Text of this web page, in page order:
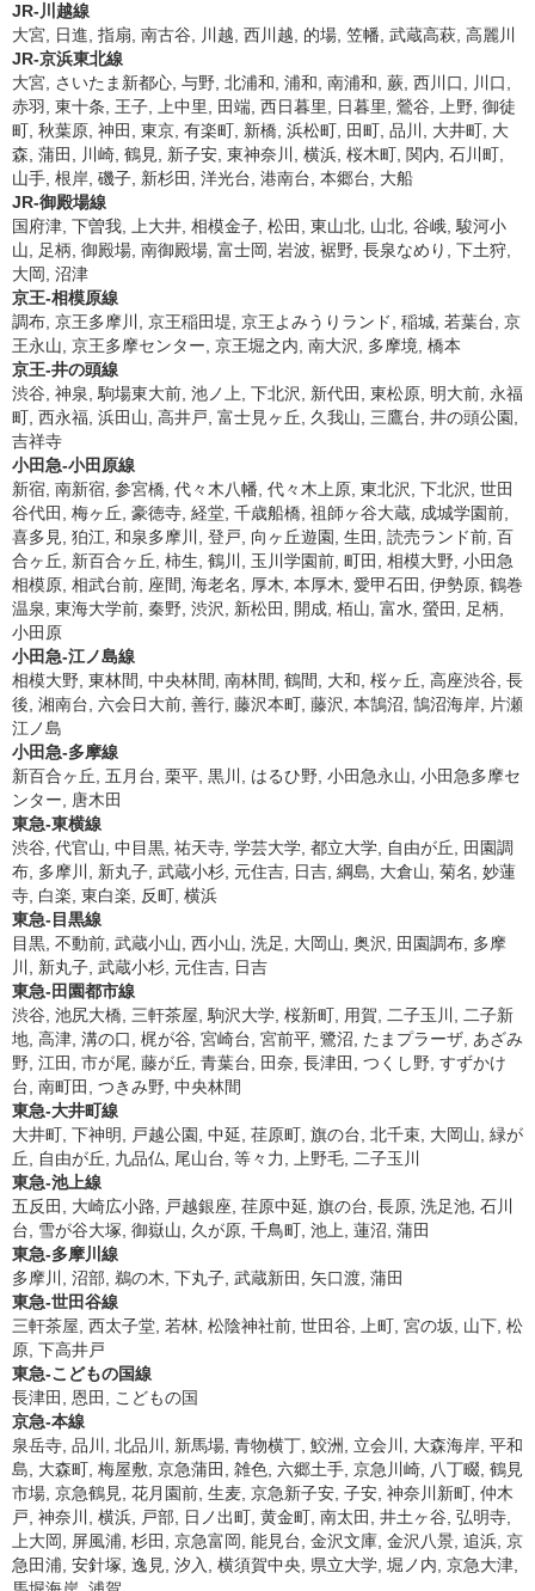
JR-川越線
大宮, 日進, 指扇, 南古谷, 川越, 西川越, 的場, 笠幡, 武蔵高萩, 高麗川
JR-京浜東北線
大宮, さいたま新都心, 与野, 北浦和, 浦和, 南浦和, 蕨, 西川口, 川口,
赤羽, 東十条, 王子, 上中里, 田端, 西日暮里, 日暮里, 鶯谷, 上野, 御徒
町, 秋葉原, 神田, 東京, 有楽町, 新橋, 浜松町, 田町, 品川, 大井町, 大
森, 蒲田, 川崎, 鶴見, 新子安, 東神奈川, 横浜, 桜木町, 関内, 石川町,
山手, 根岸, 磯子, 新杉田, 洋光台, 港南台, 本郷台, 大船
JR-御殿場線
国府津, 下曽我, 上大井, 相模金子, 松田, 東山北, 山北, 谷峨, 駿河小
山, 足柄, 御殿場, 南御殿場, 富士岡, 岩波, 裾野, 長泉なめり, 下土狩,
大岡, 沼津
京王-相模原線
調布, 京王多摩川, 京王稲田堤, 京王よみうりランド, 稲城, 若葉台, 京
王永山, 京王多摩センター, 京王堀之内, 南大沢, 多摩境, 橋本
京王-井の頭線
渋谷, 神泉, 駒場東大前, 池ノ上, 下北沢, 新代田, 東松原, 明大前, 永福
町, 西永福, 浜田山, 高井戸, 富士見ヶ丘, 久我山, 三鷹台, 井の頭公園,
吉祥寺
小田急-小田原線
新宿, 南新宿, 参宮橋, 代々木八幡, 代々木上原, 東北沢, 下北沢, 世田
谷代田, 梅ヶ丘, 豪徳寺, 経堂, 千歳船橋, 祖師ヶ谷大蔵, 成城学園前,
喜多見, 狛江, 和泉多摩川, 登戸, 向ヶ丘遊園, 生田, 読売ランド前, 百
合ヶ丘, 新百合ヶ丘, 柿生, 鶴川, 玉川学園前, 町田, 相模大野, 小田急
相模原, 相武台前, 座間, 海老名, 厚木, 本厚木, 愛甲石田, 伊勢原, 鶴巻
温泉, 東海大学前, 秦野, 渋沢, 新松田, 開成, 栢山, 富水, 螢田, 足柄,
小田原
小田急-江ノ島線
相模大野, 東林間, 中央林間, 南林間, 鶴間, 大和, 桜ヶ丘, 高座渋谷, 長
後, 湘南台, 六会日大前, 善行, 藤沢本町, 藤沢, 本鵠沼, 鵠沼海岸, 片瀬
江ノ島
小田急-多摩線
新百合ヶ丘, 五月台, 栗平, 黒川, はるひ野, 小田急永山, 小田急多摩セ
ンター, 唐木田
東急-東横線
渋谷, 代官山, 中目黒, 祐天寺, 学芸大学, 都立大学, 自由が丘, 田園調
布, 多摩川, 新丸子, 武蔵小杉, 元住吉, 日吉, 綱島, 大倉山, 菊名, 妙蓮
寺, 白楽, 東白楽, 反町, 横浜
東急-目黒線
目黒, 不動前, 武蔵小山, 西小山, 洗足, 大岡山, 奥沢, 田園調布, 多摩
川, 新丸子, 武蔵小杉, 元住吉, 日吉
東急-田園都市線
渋谷, 池尻大橋, 三軒茶屋, 駒沢大学, 桜新町, 用賀, 二子玉川, 二子新
地, 高津, 溝の口, 梶が谷, 宮崎台, 宮前平, 鷺沼, たまプラーザ, あざみ
野, 江田, 市が尾, 藤が丘, 青葉台, 田奈, 長津田, つくし野, すずかけ
台, 南町田, つきみ野, 中央林間
東急-大井町線
大井町, 下神明, 戸越公園, 中延, 荏原町, 旗の台, 北千束, 大岡山, 緑が
丘, 自由が丘, 九品仏, 尾山台, 等々力, 上野毛, 二子玉川
東急-池上線
五反田, 大崎広小路, 戸越銀座, 荏原中延, 旗の台, 長原, 洗足池, 石川
台, 雪が谷大塚, 御嶽山, 久が原, 千鳥町, 池上, 蓮沼, 蒲田
東急-多摩川線
多摩川, 沼部, 鵜の木, 下丸子, 武蔵新田, 矢口渡, 蒲田
東急-世田谷線
三軒茶屋, 西太子堂, 若林, 松陰神社前, 世田谷, 上町, 宮の坂, 山下, 松
原, 下高井戸
東急-こどもの国線
長津田, 恩田, こどもの国
京急-本線
泉岳寺, 品川, 北品川, 新馬場, 青物横丁, 鮫洲, 立会川, 大森海岸, 平和
島, 大森町, 梅屋敷, 京急蒲田, 雑色, 六郷土手, 京急川崎, 八丁畷, 鶴見
市場, 京急鶴見, 花月園前, 生麦, 京急新子安, 子安, 神奈川新町, 仲木
戸, 神奈川, 横浜, 戸部, 日ノ出町, 黄金町, 南太田, 井土ヶ谷, 弘明寺,
上大岡, 屏風浦, 杉田, 京急富岡, 能見台, 金沢文庫, 金沢八景, 追浜, 京
急田浦, 安針塚, 逸見, 汐入, 横須賀中央, 県立大学, 堀ノ内, 京急大津,